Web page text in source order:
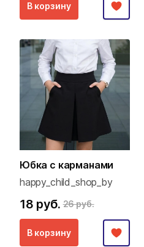
В корзину
Юбка с карманами
happy_child_shop_by
18 руб. 26 руб.
В корзину